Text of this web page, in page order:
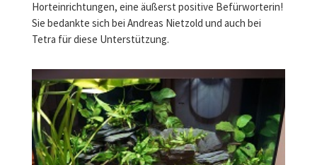
Horteinrichtungen, eine äußerst positive Befürworterin!
Sie bedankte sich bei Andreas Nietzold und auch bei
Tetra für diese Unterstützung.